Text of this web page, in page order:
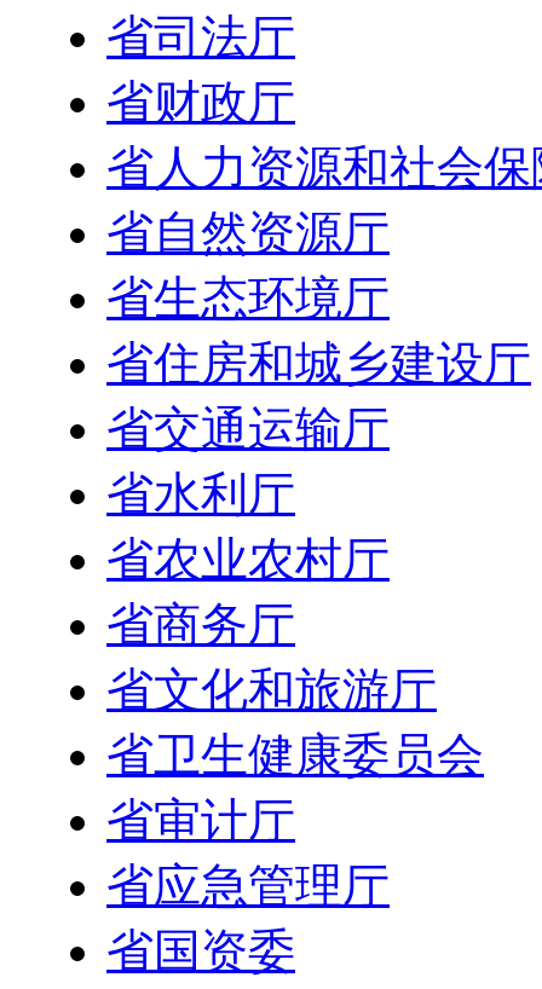
省司法厅
省财政厅
省人力资源和社会
省自然资源厅
省生态环境厅
省住房和城乡建设厅
省交通运输厅
省水利厅
省农业农村厅
省商务厅
省文化和旅游厅
省卫生健康委员会
省审计厅
省应急管理厅
省国资委